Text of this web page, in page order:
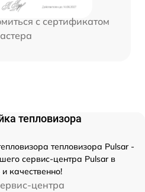
с сертификатом
тепловизора
тепловизора Pulsar -
сервис-центра Pulsar в
качественно!
центра